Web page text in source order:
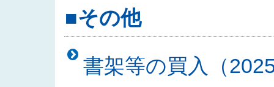
■その他
書架等の買入（